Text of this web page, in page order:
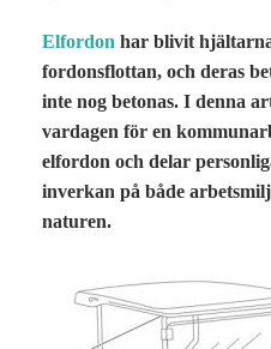
Elfordon har blivit
fordonsflottan, och deras
inte nog betonas. I denna
vardagen för en
elfordon och delar
inverkan på både
naturen.